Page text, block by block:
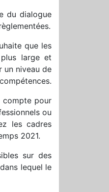
du dialogue
que les
large et
un niveau de
pour
ou
les cadres
2021.
sur des
lequel le